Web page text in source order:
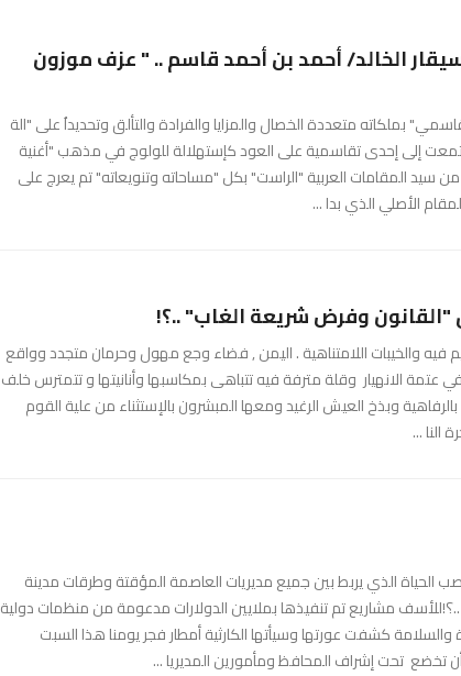
رحيل الموسيقار الخالد/ أحمد بن أحمد قاسم .. " عزف موزون
بملكاته متعددة الخصال والمزايا والفرادة والتألق وتحديداُ على "الة
إلى إحدى تقاسمية على العود كإستهلالة للولوج في مذهب "أغنية
سيد المقامات العربية "الراست" بكل "مساحاته وتنويعاته" تم يعرج على
الأصلي الذي بدا ...
وفرض شريعة الغاب" ..؟!
فيه والخيبات اللامتناهية . اليمن , فضاء وجع مهول وحرمان متجدد وواقع
عتمة الانهيار وقلة مترفة فيه تتباهى بمكاسبها وأنانيتها و تتمترس خلف
وبذخ العيش الرغيد ومعها المبشرون بالإستثناء من علية القوم
...
الذي يربط بين جميع مديريات العاصمة المؤقتة وطرقات مدينة
مشاريع تم تنفيذها بملايين الدولارات مدعومة من منظمات دولية
كشفت عورتها وسيأتها الكارثية أمطار فجر يومنا هذا السبت